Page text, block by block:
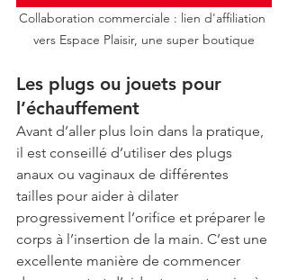
Collaboration commerciale : lien d'affiliation
vers Espace Plaisir, une super boutique
Les plugs ou jouets pour
l’échauffement
Avant d’aller plus loin dans la pratique,
il est conseillé d’utiliser des plugs
anaux ou vaginaux de différentes
tailles pour aider à dilater
progressivement l’orifice et préparer le
corps à l’insertion de la main. C’est une
excellente manière de commencer